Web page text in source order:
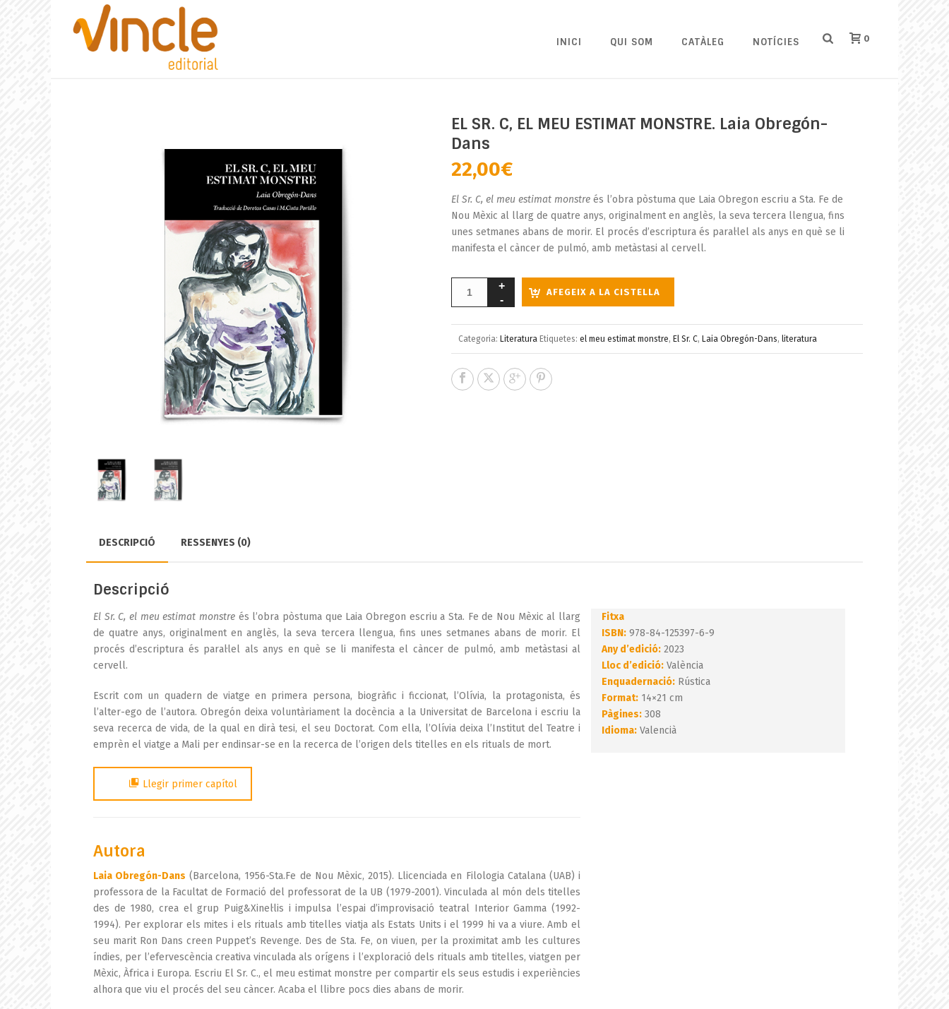
INICI QUI SOM CATÀLEG NOTÍCIES 0
EL SR. C, EL MEU ESTIMAT MONSTRE. Laia Obregón-
Dans
22,00€
El Sr. C, el meu estimat monstre és l’obra pòstuma que Laia Obregon escriu a Sta. Fe de
Nou Mèxic al llarg de quatre anys, originalment en anglès, la seva tercera llengua, fins
unes setmanes abans de morir. El procés d’escriptura és paral·lel als anys en què se li
manifesta el càncer de pulmó, amb metàstasi al cervell.
AFEGEIX A LA CISTELLA
Categoria: Literatura Etiquetes: el meu estimat monstre, El Sr. C, Laia Obregón-Dans, literatura
DESCRIPCIÓ RESSENYES (0)
Descripció
El Sr. C, el meu estimat monstre és l’obra pòstuma que Laia Obregon escriu a Sta. Fe de Nou Mèxic al llarg
de quatre anys, originalment en anglès, la seva tercera llengua, fins unes setmanes abans de morir. El
procés d’escriptura és paral·lel als anys en què se li manifesta el càncer de pulmó, amb metàstasi al
cervell.
Escrit com un quadern de viatge en primera persona, biogràfic i ficcionat, l’Olívia, la protagonista, és
l’alter-ego de l’autora. Obregón deixa voluntàriament la docència a la Universitat de Barcelona i escriu la
seva recerca de vida, de la qual en dirà tesi, el seu Doctorat. Com ella, l’Olívia deixa l’Institut del Teatre i
emprèn el viatge a Mali per endinsar-se en la recerca de l’origen dels titelles en els rituals de mort.
Llegir primer capítol
Autora
Laia Obregón-Dans (Barcelona, 1956-Sta.Fe de Nou Mèxic, 2015). Llicenciada en Filologia Catalana (UAB) i
professora de la Facultat de Formació del professorat de la UB (1979-2001). Vinculada al món dels titelles
des de 1980, crea el grup Puig&Xinel·lis i impulsa l’espai d’improvisació teatral Interior Gamma (1992-
1994). Per explorar els mites i els rituals amb titelles viatja als Estats Units i el 1999 hi va a viure. Amb el
seu marit Ron Dans creen Puppet’s Revenge. Des de Sta. Fe, on viuen, per la proximitat amb les cultures
índies, per l’efervescència creativa vinculada als orígens i l’exploració dels rituals amb titelles, viatgen per
Mèxic, Àfrica i Europa. Escriu El Sr. C., el meu estimat monstre per compartir els seus estudis i experiències
alhora que viu el procés del seu càncer. Acaba el llibre pocs dies abans de morir.
Fitxa
ISBN: 978-84-125397-6-9
Any d’edició: 2023
Lloc d’edició: València
Enquadernació: Rústica
Format: 14×21 cm
Pàgines: 308
Idioma: Valencià